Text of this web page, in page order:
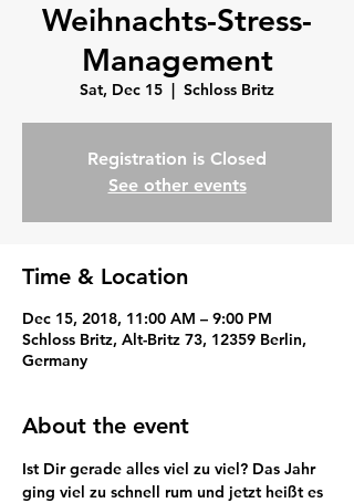
Weihnachts-Stress-
Management
Sat, Dec 15
  |
Schloss Britz
Registration is Closed
See other events
Time & Location
Dec 15, 2018, 11:00 AM – 9:00 PM
Schloss Britz, Alt-Britz 73, 12359 Berlin,
Germany
About the event
Ist Dir gerade alles viel zu viel? Das Jahr
ging viel zu schnell rum und jetzt heißt es